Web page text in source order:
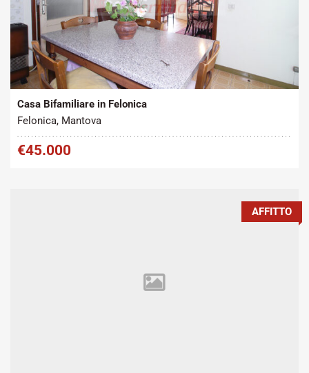
Tipo contratto:
Vendita
Metratura Commerciale:
160 m2
Casa Bifamiliare in Felonica
Felonica, Mantova
€45.000
AFFITTO